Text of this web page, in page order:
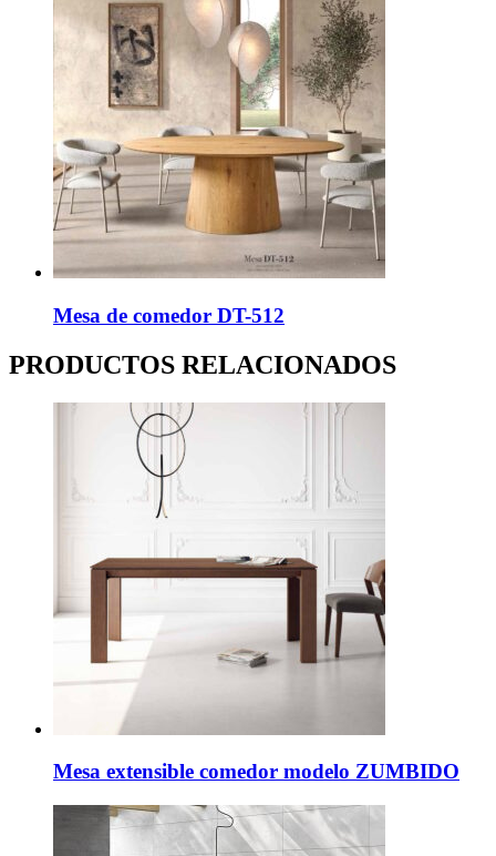
Mesa de comedor DT-512
PRODUCTOS RELACIONADOS
Mesa extensible comedor modelo ZUMBIDO